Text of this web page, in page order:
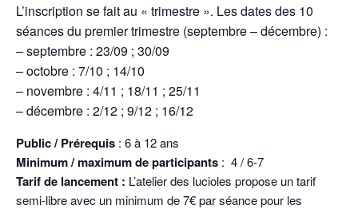
L’inscription se fait au « trimestre ». Les dates des 10
séances du premier trimestre (septembre – décembre) :
– septembre : 23/09 ; 30/09
– octobre : 7/10 ; 14/10
– novembre : 4/11 ; 18/11 ; 25/11
– décembre : 2/12 ; 9/12 ; 16/12
Public / Prérequis : 6 à 12 ans
Minimum / maximum de participants : 4 / 6-7
Tarif de lancement : L’atelier des lucioles propose un tarif
semi-libre avec un minimum de 7€ par séance pour les